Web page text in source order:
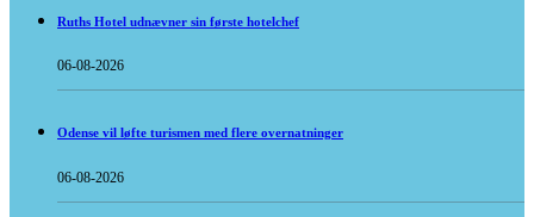
Ruths Hotel udnævner sin første hotelchef
06-08-2026
Odense vil løfte turismen med flere overnatninger
06-08-2026